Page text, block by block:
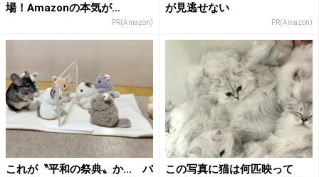
場！Amazonの本気が...
PR(Amazon)
が見逃せない
PR(Amazon)
これが〝平和の祭典〟か... バ
この写真に猫は何匹映って